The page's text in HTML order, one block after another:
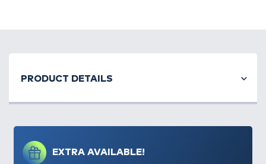
EXTRA AVAILABLE!
PRODUCT DETAILS